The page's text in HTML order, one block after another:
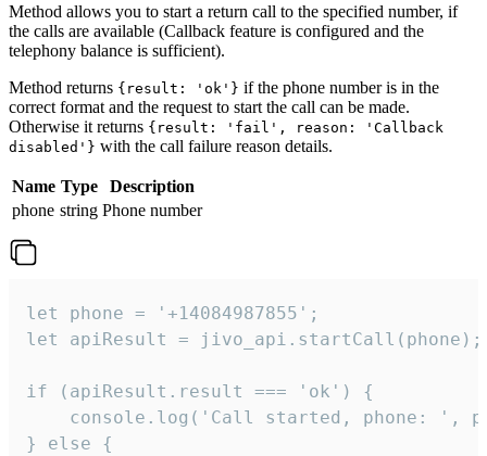
Method allows you to start a return call to the specified number, if
the calls are available (Callback feature is configured and the
telephony balance is sufficient).
Method returns {result: 'ok'} if the phone number is in the
correct format and the request to start the call can be made.
Otherwise it returns {result: 'fail', reason: 'Callback
disabled'} with the call failure reason details.
Name Type
Description
phone string Phone number
let phone = '+14084987855';
let apiResult = jivo_api.startCall(phone);
if (apiResult.result === 'ok') {
console.log('Call started, phone: ',
} else {